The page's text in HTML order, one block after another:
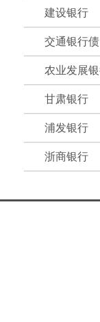
建设银行
交通银行债
农业发展
甘肃银行
浦发银行
浙商银行